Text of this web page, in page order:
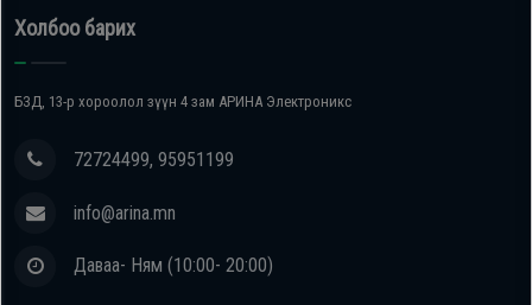
Холбоо барих
БЗД, 13-р хороолол зүүн 4 зам АРИНА Электроникс
72724499, 95951199
info@arina.mn
Даваа- Ням (10:00- 20:00)